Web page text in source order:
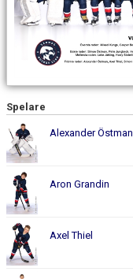
Spelare
Alexander Östman
Aron Grandin
Axel Thiel